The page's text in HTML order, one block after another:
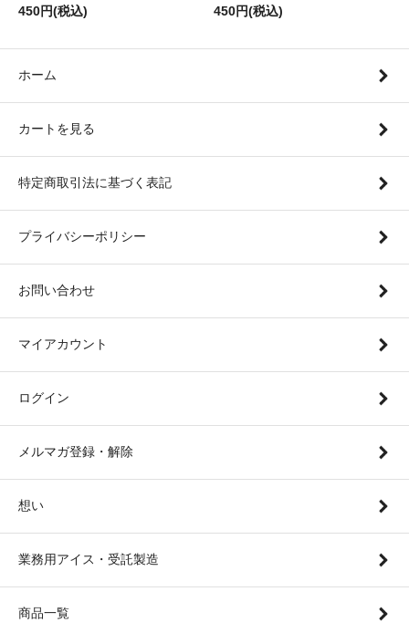
450円(税込)
450円(税込)
ホーム
カートを見る
特定商取引法に基づく表記
プライバシーポリシー
お問い合わせ
マイアカウント
ログイン
メルマガ登録・解除
想い
業務用アイス・受託製造
商品一覧